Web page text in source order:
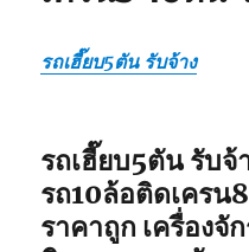
เครน
5ตัน
รถเฮี๊ยบ5ตัน รับจ้าง
รถเฮี๊ยบ5ตัน รับจ้
รถ10ล้อติดเครน
ราคาถูก เครื่องจั